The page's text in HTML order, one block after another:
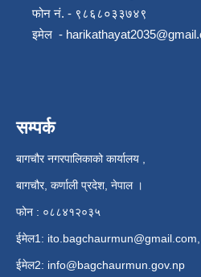
फोन नं. - ९८६८०३३७४९
इमेल -
सम्पर्क
बागचौर नगरपालिकाको कार्यालय ,
बागचौर, कर्णाली प्रदेश, नेपाल ।
फोन : ०८८४१२०३५
ईमेल1: ito.bagchaurmun@gmail.com
ईमेल2: info@bagchaurmun.gov.np